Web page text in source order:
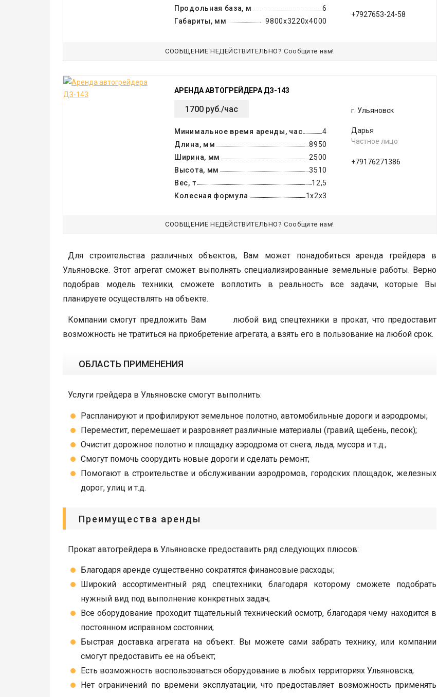
Продольная база, м
6
Габариты, мм
9800х3220х4000
+7927653-24-58
СООБЩЕНИЕ НЕДЕЙСТВИТЕЛЬНО? Сообщите нам!
АРЕНДА АВТОГРЕЙДЕРА ДЗ-143
1700 руб./час
Минимальное время аренды, час
4
Длина, мм
8950
Ширина, мм
2500
Высота, мм
3510
Вес, т
12,5
Колесная формула
1х2х3
г. Ульяновск
Дарья
Частное лицо
+79176271386
СООБЩЕНИЕ НЕДЕЙСТВИТЕЛЬНО? Сообщите нам!
Для строительства различных объектов, Вам может понадобиться аренда грейдера в
Ульяновске. Этот агрегат сможет выполнять специализированные земельные работы. Верно
подобрав модель техники, сможете воплотить в реальность все задачи, которые Вы
планируете осуществлять на объекте.
Компании смогут предложить Вам любой вид спецтехники в прокат, что предоставит
возможность не тратиться на приобретение агрегата, а взять его в пользование на любой срок.
ОБЛАСТЬ ПРИМЕНЕНИЯ
Услуги грейдера в Ульяновске смогут выполнить:
Распланируют и профилируют земельное полотно, автомобильные дороги и аэродромы;
Переместит, перемешает и разровняет различные материалы (гравий, щебень, песок);
Очистит дорожное полотно и площадку аэродрома от снега, льда, мусора и т.д.;
Смогут помочь соорудить новые дороги и сделать ремонт;
Помогают в строительстве и обслуживании аэродромов, городских площадок, железных
дорог, улиц и т.д.
Преимущества аренды
Прокат автогрейдера в Ульяновске предоставить ряд следующих плюсов:
Благодаря аренде существенно сократятся финансовые расходы;
Широкий ассортиментный ряд спецтехники, благодаря которому сможете подобрать
нужный вид под выполнение конкретных задач;
Все оборудование проходит тщательный технический осмотр, благодаря чему находится в
постоянном исправном состоянии;
Быстрая доставка агрегата на объект. Вы можете сами забрать технику, или компании
смогут предоставить ее на объект;
Есть возможность воспользоваться оборудование в любых территориях Ульяновска;
Нет ограничений по времени эксплуатации, что предоставляет возможность применять